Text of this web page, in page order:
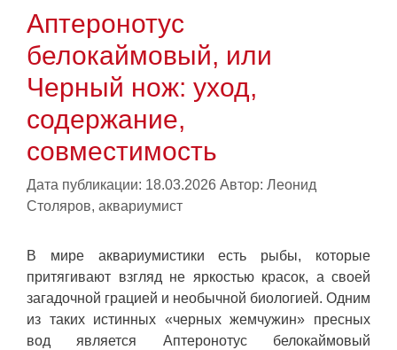
Аптеронотус
белокаймовый, или
Черный нож: уход,
содержание,
совместимость
Дата публикации: 18.03.2026 Автор: Леонид
Столяров, аквариумист
В мире аквариумистики есть рыбы, которые
притягивают взгляд не яркостью красок, а своей
загадочной грацией и необычной биологией. Одним
из таких истинных «черных жемчужин» пресных
вод является Аптеронотус белокаймовый